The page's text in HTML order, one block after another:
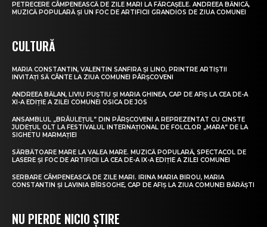
PETRECERE CÂMPENEASCĂ DE ZILE MARI LA FĂRCAȘELE. ANDREEA BĂNICĂ,
MUZICĂ POPULARĂ ȘI UN FOC DE ARTIFICII GRANDIOS DE ZIUA COMUNEI
CULTURĂ
MARIA CONSTANTIN, VALENTIN SANFIRA ȘI LINO, PRINTRE ARTIȘTII
INVITAȚI SĂ CÂNTE LA ZIUA COMUNEI PÂRȘCOVENI
ANDREEA BĂLAN, LIVIU PUȘTIU ȘI MARIA GHINEA, CAP DE AFIȘ LA CEA DE-A
XI-A EDIȚIE A ZILEI COMUNEI OSICA DE JOS
ANSAMBLUL „BRÂULEȚUL” DIN PÂRȘCOVENI A REPREZENTAT CU CINSTE
JUDEȚUL OLT LA FESTIVALUL INTERNAȚIONAL DE FOLCLOR „MARA” DE LA
SIGHETU MARMAȚIEI
SĂRBĂTOARE MARE LA VALEA MARE. MUZICĂ POPULARĂ, SPECTACOL DE
LASERE ȘI FOC DE ARTIFICII LA CEA DE-A IX-A EDIȚIE A ZILEI COMUNEI
SERBARE CÂMPENEASCĂ DE ZILE MARI. IRINA MARIA BIROU, MARIA
CONSTANTIN ȘI LAVINIA BÎRSOGHE, CAP DE AFIȘ LA ZIUA COMUNEI BĂRĂȘTI
NU PIERDE NICIO ȘTIRE